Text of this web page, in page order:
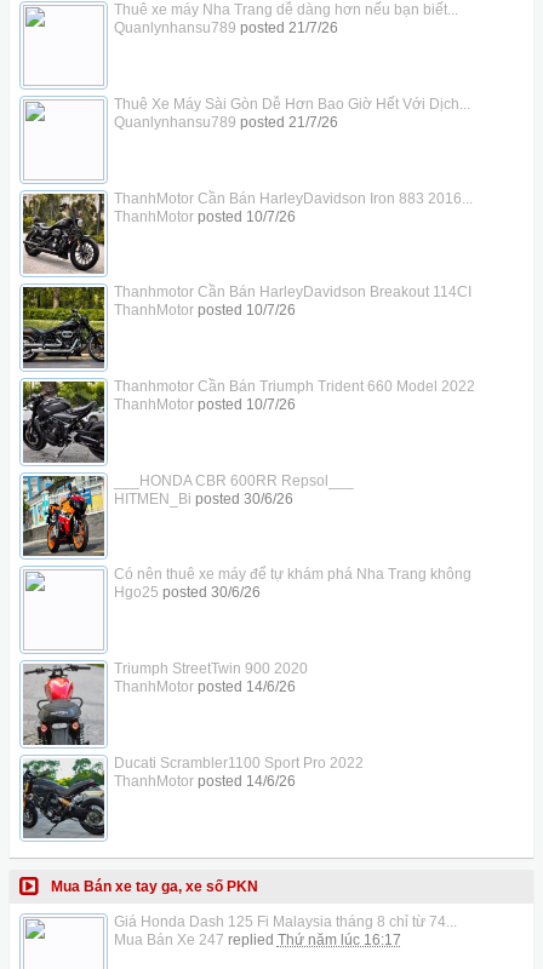
Thuê xe máy Nha Trang dễ dàng hơn nếu bạn biết...
Quanlynhansu789 posted 21/7/26
Thuê Xe Máy Sài Gòn Dễ Hơn Bao Giờ Hết Với Dịch...
Quanlynhansu789 posted 21/7/26
ThanhMotor Cần Bán HarleyDavidson Iron 883 2016...
ThanhMotorposted 10/7/26
Thanhmotor Cần Bán HarleyDavidson Breakout 114CI
ThanhMotorposted 10/7/26
Thanhmotor Cần Bán Triumph Trident 660 Model 2022
ThanhMotorposted 10/7/26
___HONDA CBR 600RR Repsol___
HITMEN_Bi posted 30/6/26
Có nên thuê xe máy để tự khám phá Nha Trang không
Hgo25 posted 30/6/26
Triumph StreetTwin 900 2020
ThanhMotorposted 14/6/26
Ducati Scrambler1100 Sport Pro 2022
ThanhMotorposted 14/6/26
Mua Bán xe tay ga, xe số PKN
Giá Honda Dash 125 Fi Malaysia tháng 8 chỉ từ 74...
Mua Bán Xe 247 replied Thứ năm lúc 16:17